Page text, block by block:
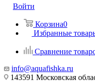
Войти
Корзина0
Избранные
Сравнение
info@aquafishka.ru
143591 Московская